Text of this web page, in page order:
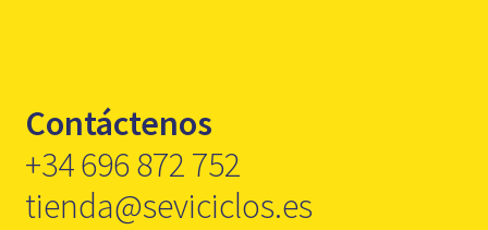
Contáctenos
+34 696 872 752
tienda@seviciclos.es